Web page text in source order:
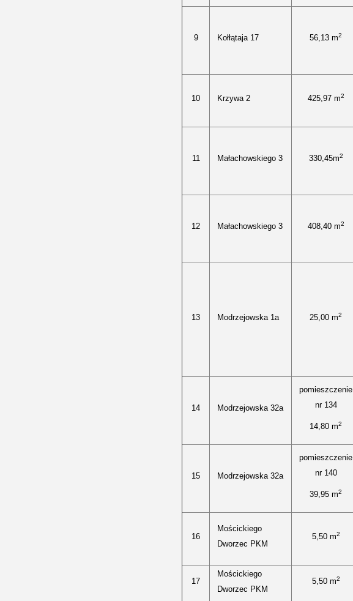
9 Kołłątaja 17 56,13 m2
10 Krzywa 2 425,97 m2
11 Małachowskiego 3 330,45m2
12 Małachowskiego 3 408,40 m2
13 Modrzejowska 1a 25,00 m2
14 Modrzejowska 32a
pomieszczenie
nr 134
14,80 m2
15 Modrzejowska 32a
pomieszczenie
nr 140
39,95 m2
16
Mościckiego
Dworzec PKM
5,50 m2
17
Mościckiego
Dworzec PKM
5,50 m2